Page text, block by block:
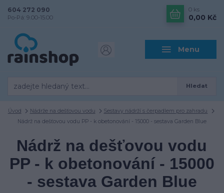
Menu
Hledat
604 272 090
Po-Pá: 9.00-15.00
0 ks
0,00 Kč
Úvod Nádrže na dešťovou vodu
Sestavy nádrží s čerpadlem pro zahradu
Nádrž na dešťovou vodu PP - k obetonování - 15000 - sestava Garden Blue
Nádrž na dešťovou vodu
PP - k obetonování - 15000
- sestava Garden Blue